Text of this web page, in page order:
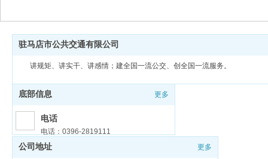
驻马店市公共交通有限公司
讲规矩、讲实干、讲感情；建全国一流公交、创全国一流服务。
底部信息 更多
电话
电话：0396-2819111
邮箱
公司地址 更多